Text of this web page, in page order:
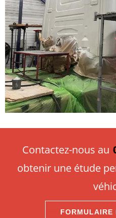
Contactez-nous au
obtenir une étude
FORMULAIRE